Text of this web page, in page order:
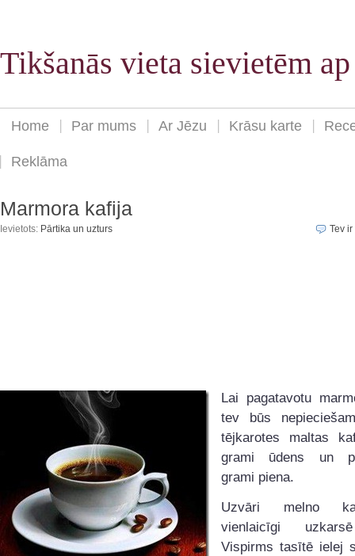
Tikšanās vieta sievietēm
Home Par mums Ar Jēzu Krāsu karte
Reklāma
Marmora kafija
Ievietots: Pārtika un uzturs Tev ir
Lai pagatavotu
tev būs
tējkarotes maltas
grami ūdens un
grami piena.
Uzvāri melno
vienlaicīgi
Vispirms tasītē ielej